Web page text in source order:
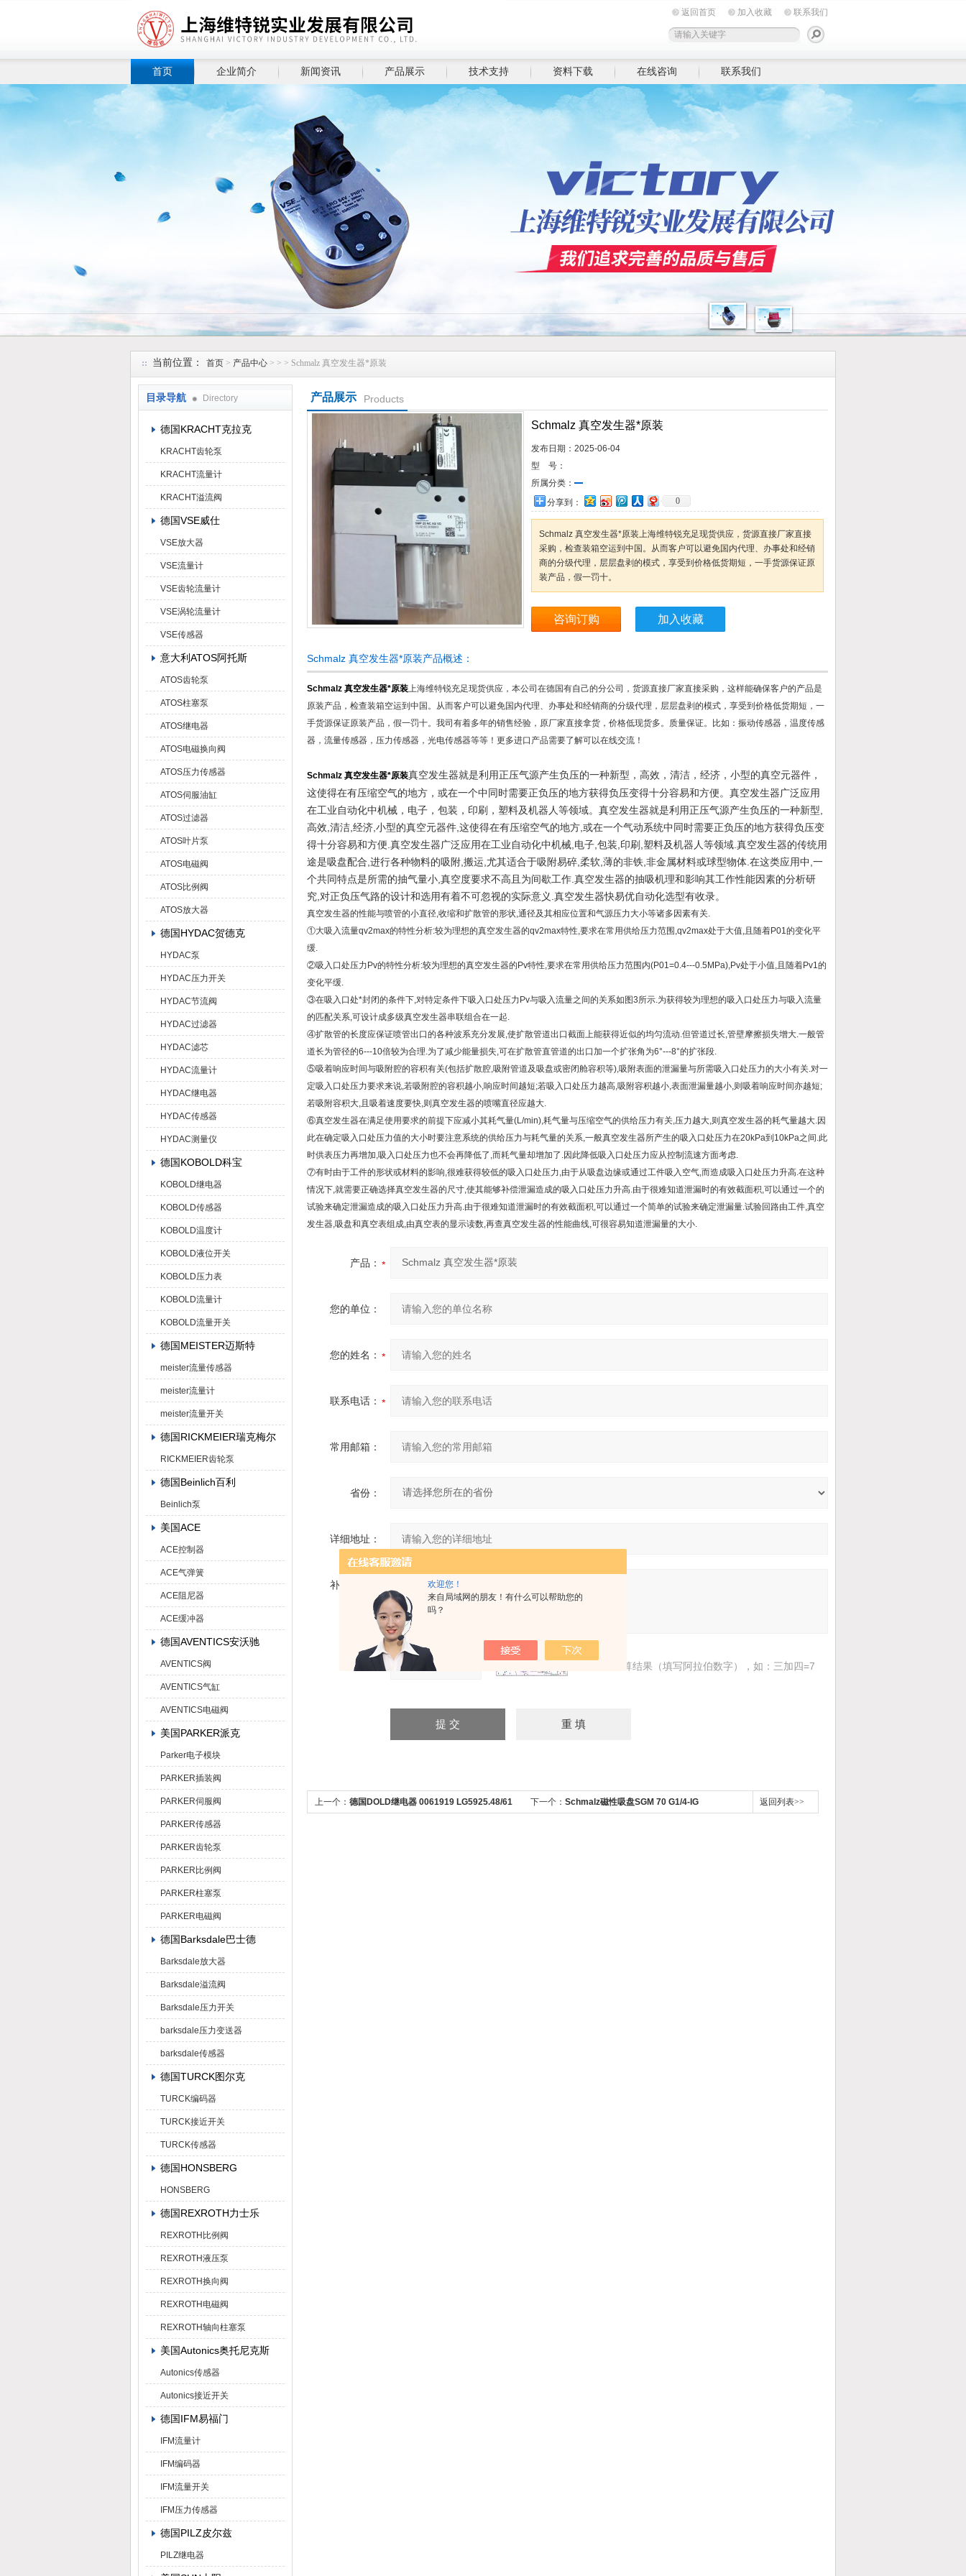
欢迎您！
来自局域网的朋友！有什么可以帮助您的
吗？
上海维特锐实业发展有限公司
返回首页 加入收藏 联系我们
首页 企业简介 新闻资讯 产品展示 技术支持 资料下载 在线咨询 联系我们
当前位置： 首页 > 产品中心 > > > Schmalz 真空发生器*原装
目录导航 Directory
德国KRACHT克拉克
KRACHT齿轮泵
KRACHT流量计
KRACHT溢流阀
德国VSE威仕
VSE放大器
VSE流量计
VSE齿轮流量计
VSE涡轮流量计
VSE传感器
意大利ATOS阿托斯
ATOS齿轮泵
ATOS柱塞泵
ATOS继电器
ATOS电磁换向阀
ATOS压力传感器
ATOS伺服油缸
ATOS过滤器
ATOS叶片泵
ATOS电磁阀
ATOS比例阀
ATOS放大器
德国HYDAC贺德克
HYDAC泵
HYDAC压力开关
HYDAC节流阀
HYDAC过滤器
HYDAC滤芯
HYDAC流量计
HYDAC继电器
HYDAC传感器
HYDAC测量仪
德国KOBOLD科宝
KOBOLD继电器
KOBOLD传感器
KOBOLD温度计
KOBOLD液位开关
KOBOLD压力表
KOBOLD流量计
KOBOLD流量开关
德国MEISTER迈斯特
meister流量传感器
meister流量计
meister流量开关
德国RICKMEIER瑞克梅尔
RICKMEIER齿轮泵
德国Beinlich百利
Beinlich泵
美国ACE
ACE控制器
ACE气弹簧
ACE阻尼器
ACE缓冲器
德国AVENTICS安沃驰
AVENTICS阀
AVENTICS气缸
AVENTICS电磁阀
美国PARKER派克
Parker电子模块
PARKER插装阀
PARKER伺服阀
PARKER传感器
PARKER齿轮泵
PARKER比例阀
PARKER柱塞泵
PARKER电磁阀
德国Barksdale巴士德
Barksdale放大器
Barksdale溢流阀
Barksdale压力开关
barksdale压力变送器
barksdale传感器
德国TURCK图尔克
TURCK编码器
TURCK接近开关
TURCK传感器
德国HONSBERG
HONSBERG
德国REXROTH力士乐
REXROTH比例阀
REXROTH液压泵
REXROTH换向阀
REXROTH电磁阀
REXROTH轴向柱塞泵
美国Autonics奥托尼克斯
Autonics传感器
Autonics接近开关
德国IFM易福门
IFM流量计
IFM编码器
IFM流量开关
IFM压力传感器
德国PILZ皮尔兹
PILZ继电器
产品展示 Products
Schmalz 真空发生器*原装
发布日期： 2025-06-04
型 号：
所属分类：
分享到：
0
Schmalz 真空发生器*原装上海维特锐充足现货供应，货源直接厂家直接
采购，检查装箱空运到中国。从而客户可以避免国内代理、办事处和经销
商的分级代理，层层盘剥的模式，享受到价格低货期短，一手货源保证原
装产品，假一罚十。
咨询订购 加入收藏
Schmalz 真空发生器*原装产品概述：
Schmalz 真空发生器*原装上海维特锐充足现货供应，本公司在德国有自己的分公司，货源直接厂家直接采购，这样能确保客户的产品是
原装产品，检查装箱空运到中国。从而客户可以避免国内代理、办事处和经销商的分级代理，层层盘剥的模式，享受到价格低货期短，一
手货源保证原装产品，假一罚十。我司有着多年的销售经验，原厂家直接拿货，价格低现货多。质量保证。比如：振动传感器，温度传感
器，流量传感器，压力传感器，光电传感器等等！更多进口产品需要了解可以在线交流！
Schmalz 真空发生器*原装真空发生器就是利用正压气源产生负压的一种新型，高效，清洁，经济，小型的真空元器件，
这使得在有压缩空气的地方，或在一个中同时需要正负压的地方获得负压变得十分容易和方便。真空发生器广泛应用
在工业自动化中机械，电子，包装，印刷，塑料及机器人等领域。真空发生器就是利用正压气源产生负压的一种新型,
高效,清洁,经济,小型的真空元器件,这使得在有压缩空气的地方,或在一个气动系统中同时需要正负压的地方获得负压变
得十分容易和方便.真空发生器广泛应用在工业自动化中机械,电子,包装,印刷,塑料及机器人等领域.真空发生器的传统用
途是吸盘配合,进行各种物料的吸附,搬运,尤其适合于吸附易碎,柔软,薄的非铁,非金属材料或球型物体.在这类应用中,一
个共同特点是所需的抽气量小,真空度要求不高且为间歇工作.真空发生器的抽吸机理和影响其工作性能因素的分析研
究,对正负压气路的设计和选用有着不可忽视的实际意义.真空发生器快易优自动化选型有收录。
真空发生器的性能与喷管的小直径,收缩和扩散管的形状,通径及其相应位置和气源压力大小等诸多因素有关.
①大吸入流量qv2max的特性分析:较为理想的真空发生器的qv2max特性,要求在常用供给压力范围,qv2max处于大值,且随着P01的变化平
缓.
②吸入口处压力Pv的特性分析:较为理想的真空发生器的Pv特性,要求在常用供给压力范围内(P01=0.4---0.5MPa),Pv处于小值,且随着Pv1的
变化平缓.
③在吸入口处*封闭的条件下,对特定条件下吸入口处压力Pv与吸入流量之间的关系如图3所示.为获得较为理想的吸入口处压力与吸入流量
的匹配关系,可设计成多级真空发生器串联组合在一起.
④扩散管的长度应保证喷管出口的各种波系充分发展,使扩散管道出口截面上能获得近似的均匀流动.但管道过长,管壁摩擦损失增大.一般管
道长为管径的6---10倍较为合理.为了减少能量损失,可在扩散管直管道的出口加一个扩张角为6°---8°的扩张段.
⑤吸着响应时间与吸附腔的容积有关(包括扩散腔,吸附管道及吸盘或密闭舱容积等),吸附表面的泄漏量与所需吸入口处压力的大小有关.对一
定吸入口处压力要求来说,若吸附腔的容积越小,响应时间越短;若吸入口处压力越高,吸附容积越小,表面泄漏量越小,则吸着响应时间亦越短;
若吸附容积大,且吸着速度要快,则真空发生器的喷嘴直径应越大.
⑥真空发生器在满足使用要求的前提下应减小其耗气量(L/min),耗气量与压缩空气的供给压力有关,压力越大,则真空发生器的耗气量越大.因
此在确定吸入口处压力值的大小时要注意系统的供给压力与耗气量的关系,一般真空发生器所产生的吸入口处压力在20kPa到10kPa之间.此
时供表压力再增加,吸入口处压力也不会再降低了,而耗气量却增加了.因此降低吸入口处压力应从控制流速方面考虑.
⑦有时由于工件的形状或材料的影响,很难获得较低的吸入口处压力,由于从吸盘边缘或通过工件吸入空气,而造成吸入口处压力升高.在这种
情况下,就需要正确选择真空发生器的尺寸,使其能够补偿泄漏造成的吸入口处压力升高.由于很难知道泄漏时的有效截面积,可以通过一个的
试验来确定泄漏造成的吸入口处压力升高.由于很难知道泄漏时的有效截面积,可以通过一个简单的试验来确定泄漏量.试验回路由工件,真空
发生器,吸盘和真空表组成,由真空表的显示读数,再查真空发生器的性能曲线,可很容易知道泄漏量的大小.
产品：
您的单位：
您的姓名：
联系电话：
常用邮箱：
省份：
详细地址：
补充说明：
验证码： 请输入计算结果（填写阿拉伯数字），如：三加四=7
上一个： 德国DOLD继电器 0061919 LG5925.48/61 下一个： Schmalz磁性吸盘SGM 70 G1/4-IG 返回列表>>